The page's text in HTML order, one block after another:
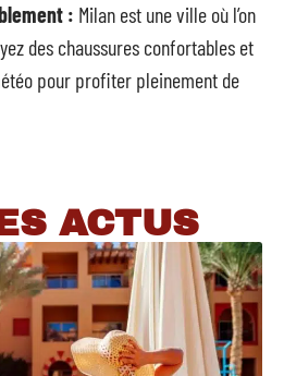
: Milan est une ville où l’on
des chaussures confortables et
pour profiter pleinement de
ACTUS